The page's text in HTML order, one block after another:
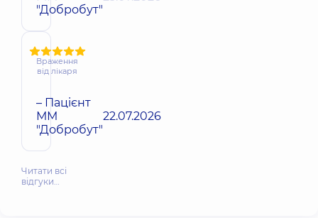
"Добробут"
Враження
від лікаря
– Пацієнт
ММ
"Добробут"
22.07.2026
Читати всі
відгуки…